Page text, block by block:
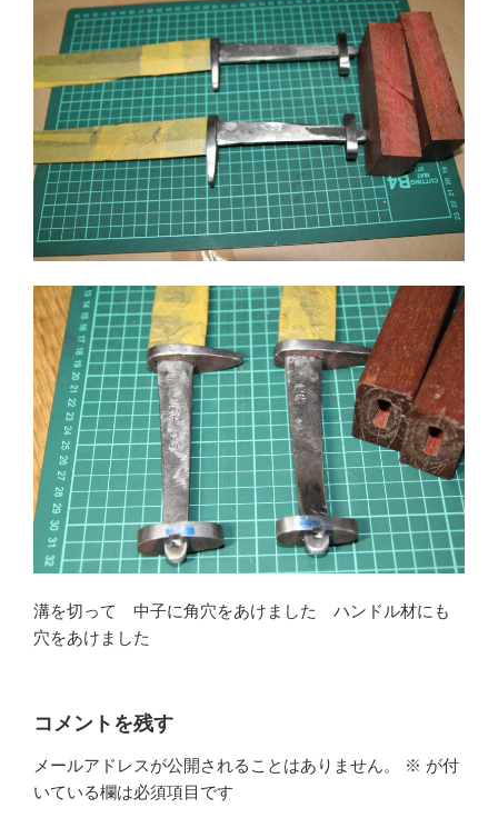
溝を切って 中子に角穴をあけました ハンドル材にも
穴をあけました
コメントを残す
メールアドレスが公開されることはありません。 ※ が付
いている欄は必須項目です